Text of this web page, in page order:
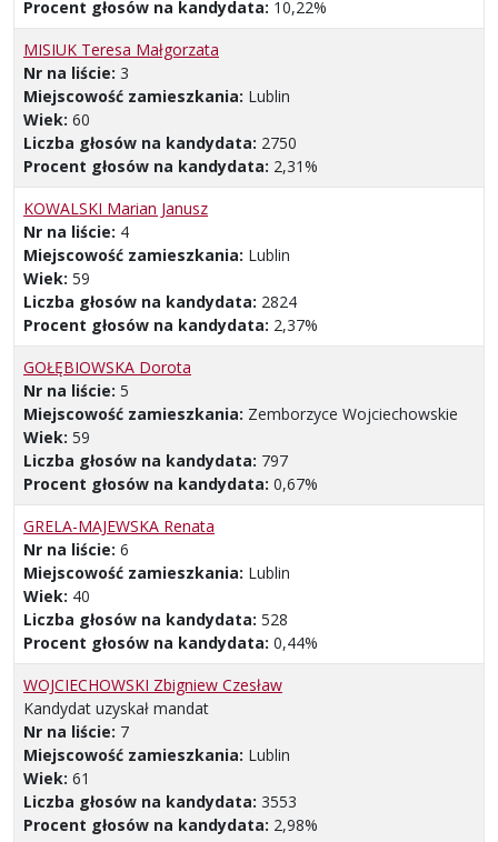
Procent głosów na kandydata: 10,22%
MISIUK Teresa Małgorzata
Nr na liście: 3
Miejscowość zamieszkania: Lublin
Wiek: 60
Liczba głosów na kandydata: 2750
Procent głosów na kandydata: 2,31%
KOWALSKI Marian Janusz
Nr na liście: 4
Miejscowość zamieszkania: Lublin
Wiek: 59
Liczba głosów na kandydata: 2824
Procent głosów na kandydata: 2,37%
GOŁĘBIOWSKA Dorota
Nr na liście: 5
Miejscowość zamieszkania: Zemborzyce Wojciechowskie
Wiek: 59
Liczba głosów na kandydata: 797
Procent głosów na kandydata: 0,67%
GRELA-MAJEWSKA Renata
Nr na liście: 6
Miejscowość zamieszkania: Lublin
Wiek: 40
Liczba głosów na kandydata: 528
Procent głosów na kandydata: 0,44%
WOJCIECHOWSKI Zbigniew Czesław
Kandydat uzyskał mandat
Nr na liście: 7
Miejscowość zamieszkania: Lublin
Wiek: 61
Liczba głosów na kandydata: 3553
Procent głosów na kandydata: 2,98%